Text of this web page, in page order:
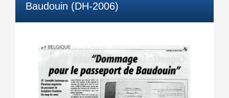
Baudouin (DH-2006)